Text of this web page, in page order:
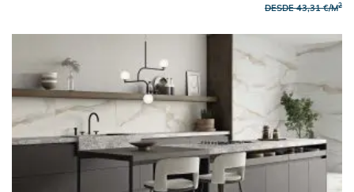
Azulejos 60×60
Espacio
Suelos para Salón
Revestimiento para Fachadas
Azulejos para Cocina
Azulejos para Baño
DESDE 43,31 €/M2